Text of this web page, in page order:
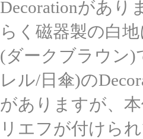
Decorationがあり
らく磁器製の白
(ダークブラウン)
レル/日傘)の
がありますが、
リエフが付けら